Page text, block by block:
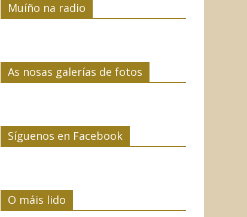
Muíño na radio
As nosas galerías de fotos
Síguenos en Facebook
O máis lido